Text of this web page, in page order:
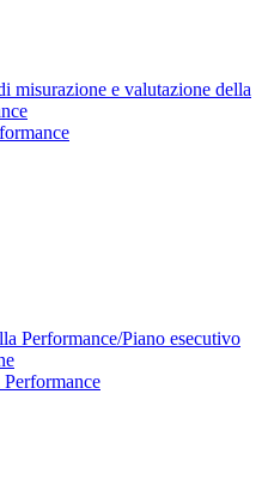
misurazione e valutazione della
Performance/Piano esecutivo